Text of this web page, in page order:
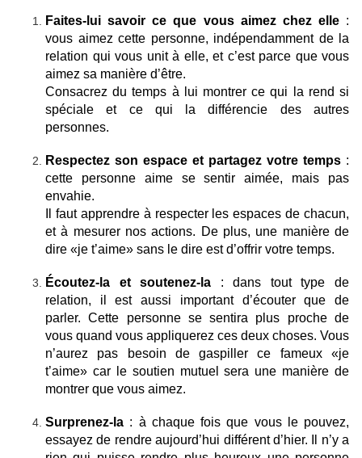
Faites-lui savoir ce que vous aimez chez elle:
vous aimez cette personne, indépendamment de la
relation qui vous unit à elle, et c’est parce que vous
aimez sa manière d’être.
Consacrez du temps à lui montrer ce qui la rend si
spéciale et ce qui la différencie des autres
personnes.
Respectez son espace et partagez votre temps :
cette personne aime se sentir aimée, mais pas
envahie.
Il faut apprendre à respecter les espaces de chacun,
et à mesurer nos actions. De plus, une manière de
dire «je t’aime» sans le dire est d’offrir votre temps.
Écoutez-la et soutenez-la : dans tout type de
relation, il est aussi important d’écouter que de
parler. Cette personne se sentira plus proche de
vous quand vous appliquerez ces deux choses. Vous
n’aurez pas besoin de gaspiller ce fameux «je
t’aime» car le soutien mutuel sera une manière de
montrer que vous aimez.
Surprenez-la : à chaque fois que vous le pouvez,
essayez de rendre aujourd’hui différent d’hier. Il n’y a